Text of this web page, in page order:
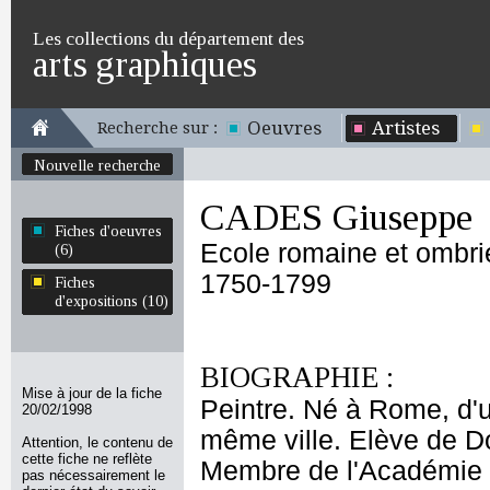
Les collections du département des
arts graphiques
Recherche sur : Oeuvres Artistes
Nouvelle recherche
Fiches d'oeuvres
(6)
Fiches
d'expositions (10)
Mise à jour de la fiche
20/02/1998
Attention, le contenu de
cette fiche ne reflète
pas nécessairement le
CADES Giuseppe
Ecole romaine et
1750-1799
BIOGRAPHIE :
Peintre. Né à Rome,
même ville. Elève de
Membre de